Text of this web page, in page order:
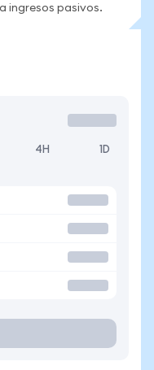
ingresos pasivos.
4H 1D